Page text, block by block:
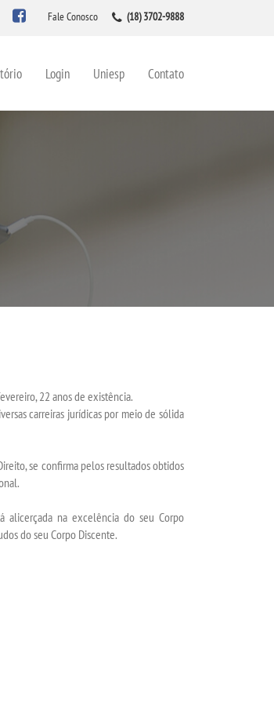
Fale Conosco (18) 3702-9888
Login Uniesp Contato
22 anos de existência.
carreiras jurídicas por meio de sólida
se confirma pelos resultados obtidos
alicerçada na excelência do seu Corpo
do seu Corpo Discente.